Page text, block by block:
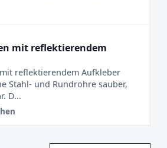
mit reflektierendem
reflektierendem Aufkleber
Stahl- und Rundrohre sauber,
D...